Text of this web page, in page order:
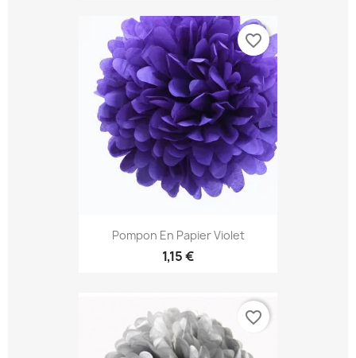
Pompon En Papier Violet
1,15 €
favorite_border
favorite_border